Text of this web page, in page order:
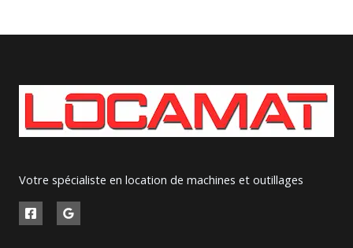
Votre spécialiste en location de machines et outillages